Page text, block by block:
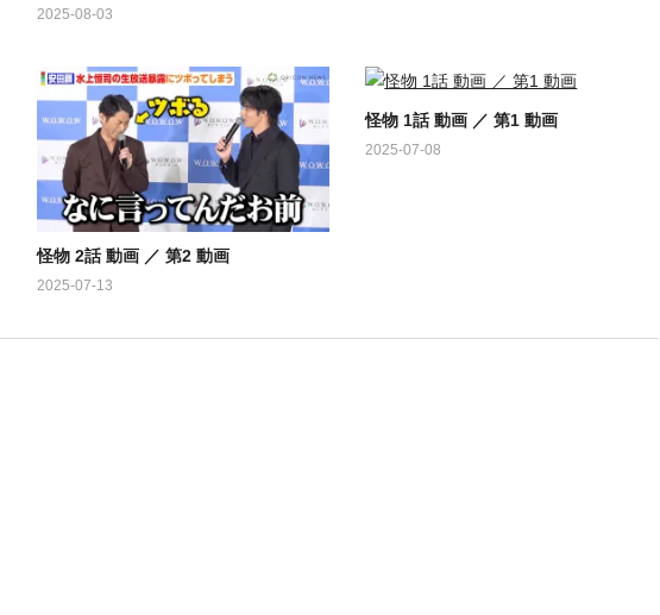
2025-08-03
怪物 2話 動画 ／ 第2 動画
2025-07-13
怪物 1話 動画 ／ 第1 動画
2025-07-08